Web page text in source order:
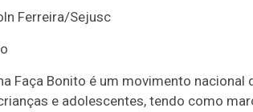
Ferreira/Sejusc
Faça Bonito é um movimento
e adolescentes, tendo como